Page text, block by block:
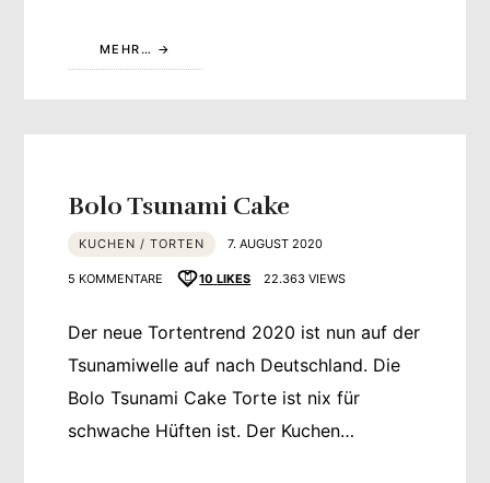
MEHR…
Bolo Tsunami Cake
KUCHEN / TORTEN 7. AUGUST 2020
5 KOMMENTARE 10 LIKES 22.363 VIEWS
Der neue Tortentrend 2020 ist nun auf der
Tsunamiwelle auf nach Deutschland. Die
Bolo Tsunami Cake Torte ist nix für
schwache Hüften ist. Der Kuchen…